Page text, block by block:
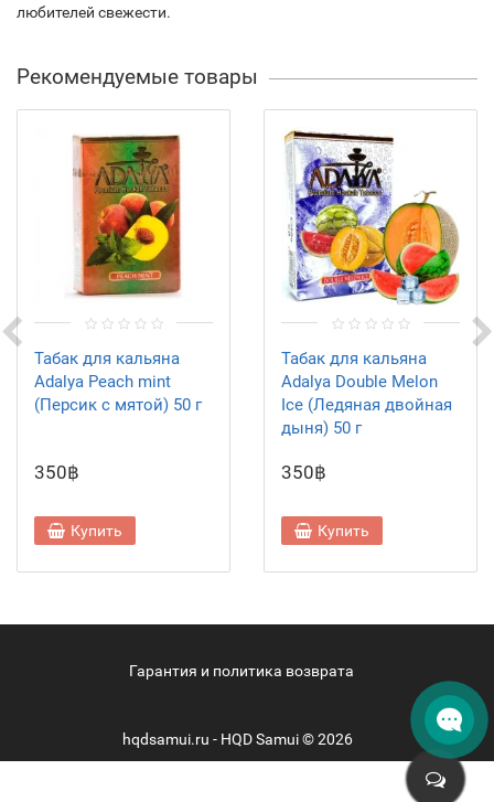
любителей свежести.
Рекомендуемые товары
Табак для кальяна
Adalya Peach mint
(Персик с мятой) 50 г
350฿
Купить
Табак для кальяна
Adalya Double Melon
Ice (Ледяная двойная
дыня) 50 г
350฿
Купить
Гарантия и политика возврата
hqdsamui.ru - HQD Samui © 2026